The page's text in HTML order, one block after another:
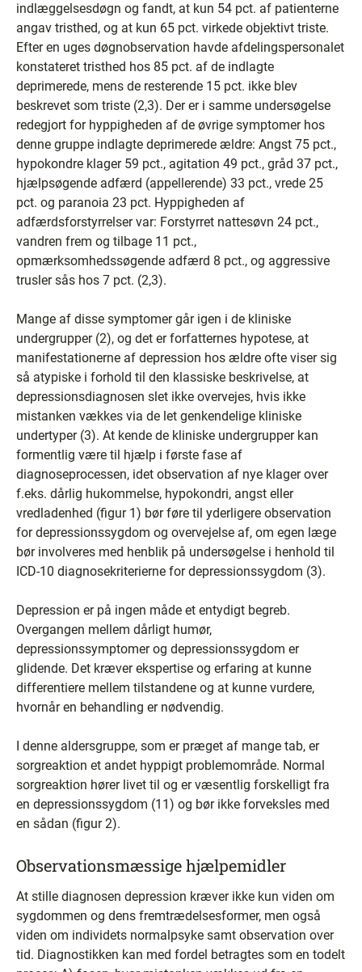
indlæggelsesdøgn og fandt, at kun 54 pct. af patienterne
angav tristhed, og at kun 65 pct. virkede objektivt triste.
Efter en uges døgnobservation havde afdelingspersonalet
konstateret tristhed hos 85 pct. af de indlagte
deprimerede, mens de resterende 15 pct. ikke blev
beskrevet som triste (2,3). Der er i samme undersøgelse
redegjort for hyppigheden af de øvrige symptomer hos
denne gruppe indlagte deprimerede ældre: Angst 75 pct.,
hypokondre klager 59 pct., agitation 49 pct., gråd 37 pct.,
hjælpsøgende adfærd (appellerende) 33 pct., vrede 25
pct. og paranoia 23 pct. Hyppigheden af
adfærdsforstyrrelser var: Forstyrret nattesøvn 24 pct.,
vandren frem og tilbage 11 pct.,
opmærksomhedssøgende adfærd 8 pct., og aggressive
trusler sås hos 7 pct. (2,3).
Mange af disse symptomer går igen i de kliniske
undergrupper (2), og det er forfatternes hypotese, at
manifestationerne af depression hos ældre ofte viser sig
så atypiske i forhold til den klassiske beskrivelse, at
depressionsdiagnosen slet ikke overvejes, hvis ikke
mistanken vækkes via de let genkendelige kliniske
undertyper (3). At kende de kliniske undergrupper kan
formentlig være til hjælp i første fase af
diagnoseprocessen, idet observation af nye klager over
f.eks. dårlig hukommelse, hypokondri, angst eller
vredladenhed (figur 1) bør føre til yderligere observation
for depressionssygdom og overvejelse af, om egen læge
bør involveres med henblik på undersøgelse i henhold til
ICD-10 diagnosekriterierne for depressionssygdom (3).
Depression er på ingen måde et entydigt begreb.
Overgangen mellem dårligt humør,
depressionssymptomer og depressionssygdom er
glidende. Det kræver ekspertise og erfaring at kunne
differentiere mellem tilstandene og at kunne vurdere,
hvornår en behandling er nødvendig.
I denne aldersgruppe, som er præget af mange tab, er
sorgreaktion et andet hyppigt problemområde. Normal
sorgreaktion hører livet til og er væsentlig forskelligt fra
en depressionssygdom (11) og bør ikke forveksles med
en sådan (figur 2).
Observationsmæssige hjælpemidler
At stille diagnosen depression kræver ikke kun viden om
sygdommen og dens fremtrædelsesformer, men også
viden om individets normalpsyke samt observation over
tid. Diagnostikken kan med fordel betragtes som en todelt